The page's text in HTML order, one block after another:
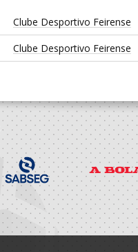
Clube Desportivo Feirense
Clube Desportivo Feirense
Clube Desportivo Feirense
Clube Desportivo Feirense
Clube Desportivo Feirense